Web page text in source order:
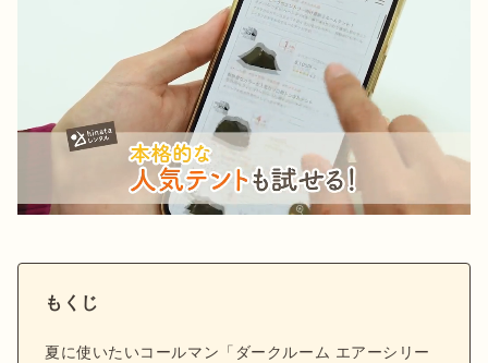
もくじ
夏に使いたいコールマン「ダークルーム エアーシリー